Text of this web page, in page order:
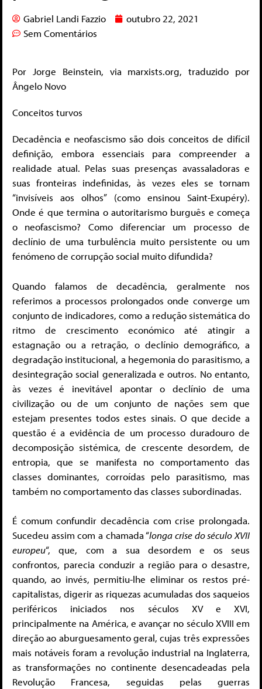
Gabriel Landi Fazzio
outubro 22, 2021
Sem Comentários
Por Jorge Beinstein, via marxists.org, traduzido por
Ângelo Novo
Conceitos turvos
Decadência e neofascismo são dois conceitos de difícil
definição, embora essenciais para compreender a
realidade atual. Pelas suas presenças avassaladoras e
suas fronteiras indefinidas, às vezes eles se tornam
“invisíveis aos olhos” (como ensinou Saint-Exupéry).
Onde é que termina o autoritarismo burguês e começa
o neofascismo? Como diferenciar um processo de
declínio de uma turbulência muito persistente ou um
fenómeno de corrupção social muito difundida?
Quando falamos de decadência, geralmente nos
referimos a processos prolongados onde converge um
conjunto de indicadores, como a redução sistemática do
ritmo de crescimento económico até atingir a
estagnação ou a retração, o declínio demográfico, a
degradação institucional, a hegemonia do parasitismo, a
desintegração social generalizada e outros. No entanto,
às vezes é inevitável apontar o declínio de uma
civilização ou de um conjunto de nações sem que
estejam presentes todos estes sinais. O que decide a
questão é a evidência de um processo duradouro de
decomposição sistémica, de crescente desordem, de
entropia, que se manifesta no comportamento das
classes dominantes, corroídas pelo parasitismo, mas
também no comportamento das classes subordinadas.
É comum confundir decadência com crise prolongada.
Sucedeu assim com a chamada “longa crise do século XVII
europeu“, que, com a sua desordem e os seus
confrontos, parecia conduzir a região para o desastre,
quando, ao invés, permitiu-lhe eliminar os restos pré-
capitalistas, digerir as riquezas acumuladas dos saqueios
periféricos iniciados nos séculos XV e XVI,
principalmente na América, e avançar no século XVIII em
direção ao aburguesamento geral, cujas três expressões
mais notáveis foram a revolução industrial na Inglaterra,
as transformações no continente desencadeadas pela
Revolução Francesa, seguidas pelas guerras